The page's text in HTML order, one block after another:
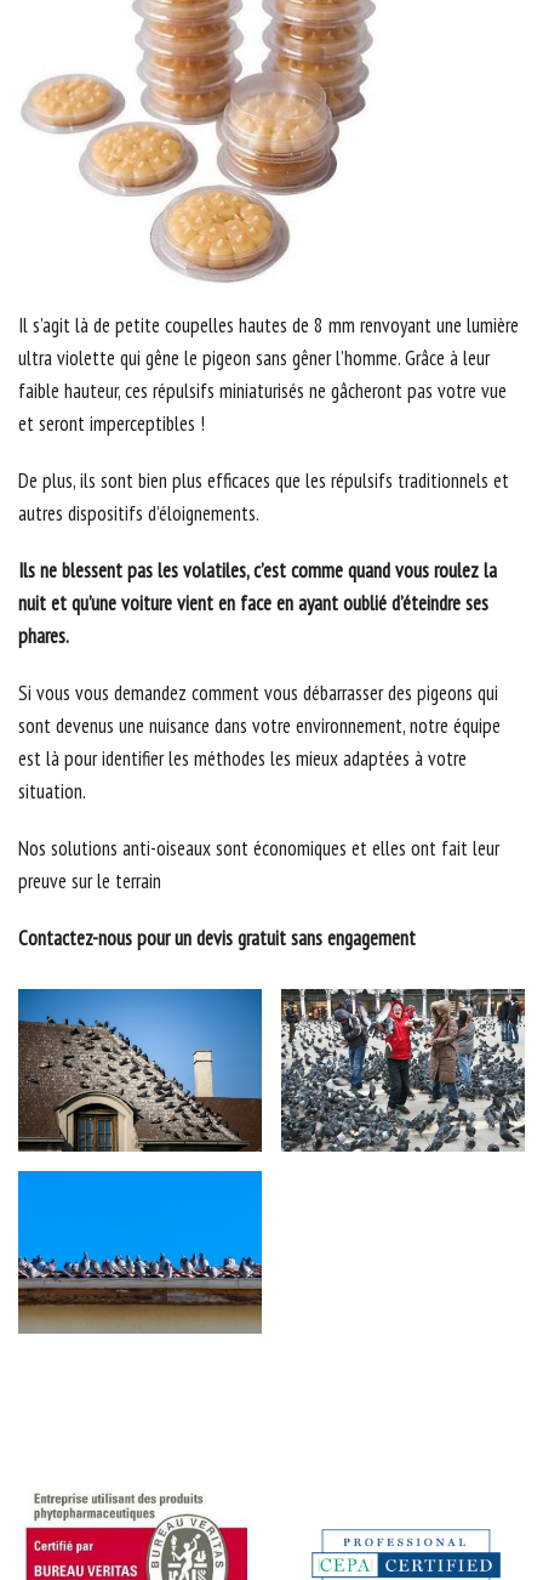
Il s’agit là de petite coupelles hautes de 8 mm renvoyant une lumière
ultra violette qui gêne le pigeon sans gêner l’homme. Grâce à leur
faible hauteur, ces répulsifs miniaturisés ne gâcheront pas votre vue
et seront imperceptibles !
De plus, ils sont bien plus efficaces que les répulsifs traditionnels et
autres dispositifs d’éloignements.
Ils ne blessent pas les volatiles, c’est comme quand vous roulez la
nuit et qu’une voiture vient en face en ayant oublié d’éteindre ses
phares.
Si vous vous demandez comment vous débarrasser des pigeons qui
sont devenus une nuisance dans votre environnement, notre équipe
est là pour identifier les méthodes les mieux adaptées à votre
situation.
Nos solutions anti-oiseaux sont économiques et elles ont fait leur
preuve sur le terrain
Contactez-nous pour un devis gratuit sans engagement